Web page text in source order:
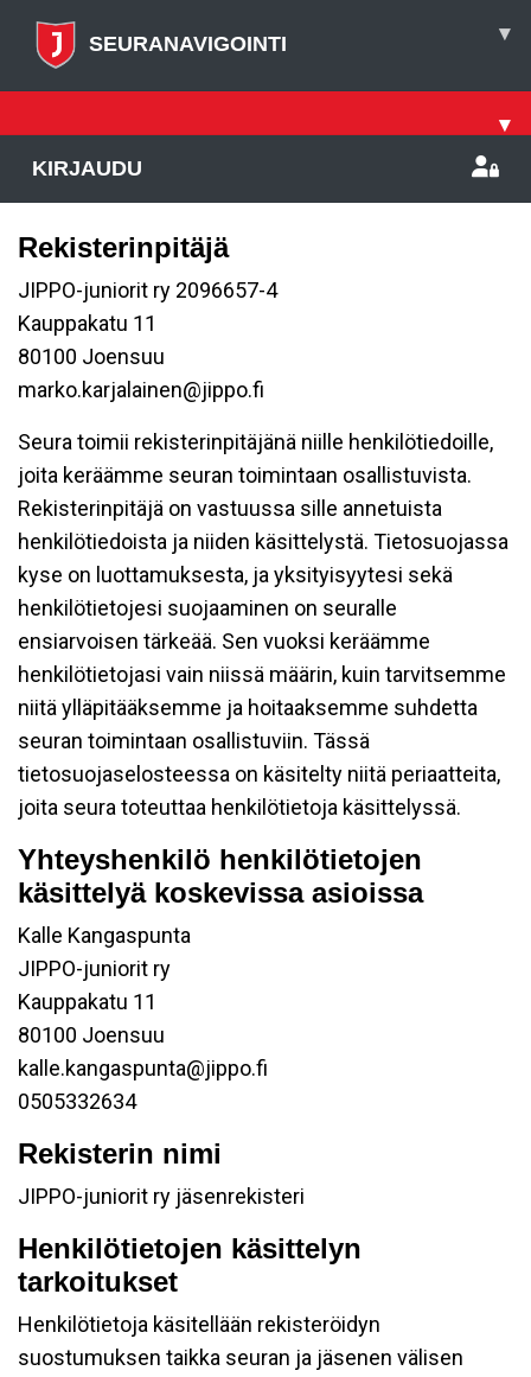
SEURANAVIGOINTI ▾
▾
KIRJAUDU
Rekisterinpitäjä
JIPPO-juniorit ry 2096657-4
Kauppakatu 11
80100 Joensuu
marko.karjalainen@jippo.fi
Seura toimii rekisterinpitäjänä niille henkilötiedoille,
joita keräämme seuran toimintaan osallistuvista.
Rekisterinpitäjä on vastuussa sille annetuista
henkilötiedoista ja niiden käsittelystä. Tietosuojassa
kyse on luottamuksesta, ja yksityisyytesi sekä
henkilötietojesi suojaaminen on seuralle
ensiarvoisen tärkeää. Sen vuoksi keräämme
henkilötietojasi vain niissä määrin, kuin tarvitsemme
niitä ylläpitääksemme ja hoitaaksemme suhdetta
seuran toimintaan osallistuviin. Tässä
tietosuojaselosteessa on käsitelty niitä periaatteita,
joita seura toteuttaa henkilötietoja käsittelyssä.
Yhteyshenkilö henkilötietojen
käsittelyä koskevissa asioissa
Kalle Kangaspunta
JIPPO-juniorit ry
Kauppakatu 11
80100 Joensuu
kalle.kangaspunta@jippo.fi
0505332634
Rekisterin nimi
JIPPO-juniorit ry jäsenrekisteri
Henkilötietojen käsittelyn
tarkoitukset
Henkilötietoja käsitellään rekisteröidyn
suostumuksen taikka seuran ja jäsenen välisen